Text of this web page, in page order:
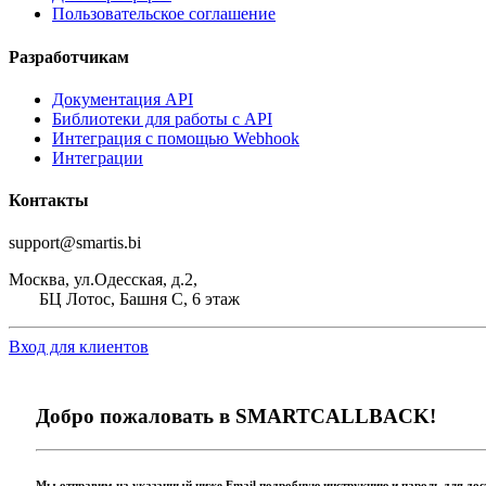
Пользовательское соглашение
Разработчикам
Документация API
Библиотеки для работы с API
Интеграция с помощью Webhook
Интеграции
Контакты
support@smartis.bi
Москва, ул.Одесская, д.2,
БЦ Лотос, Башня С, 6 этаж
Вход для клиентов
Добро пожаловать в SMARTCALLBACK!